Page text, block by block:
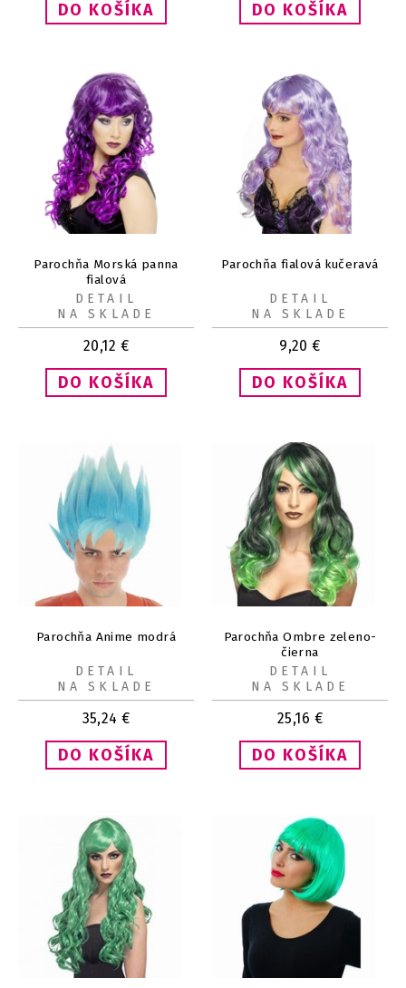
Parochňa Morská panna
fialová
20,12 €
DETAIL
NA SKLADE
Parochňa fialová kučeravá
9,20 €
DETAIL
NA SKLADE
Parochňa Anime modrá
35,24 €
DETAIL
NA SKLADE
Parochňa Ombre zeleno-
čierna
25,16 €
DETAIL
NA SKLADE